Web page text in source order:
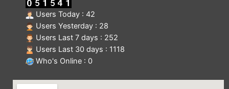
Users Today : 42
Users Yesterday : 28
Users Last 7 days : 252
Users Last 30 days : 1118
Who's Online : 0